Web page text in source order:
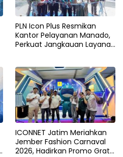
PLN Icon Plus Resmikan
Kantor Pelayanan Manado,
Perkuat Jangkauan Layanan
ICONNET Jatim Meriahkan
Jember Fashion Carnaval
2026, Hadirkan Promo Gratis